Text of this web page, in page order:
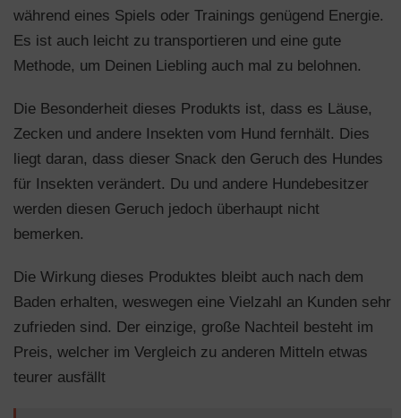
während eines Spiels oder Trainings genügend Energie.
Es ist auch leicht zu transportieren und eine gute
Methode, um Deinen Liebling auch mal zu belohnen.
Die Besonderheit dieses Produkts ist, dass es Läuse,
Zecken und andere Insekten vom Hund fernhält. Dies
liegt daran, dass dieser Snack den Geruch des Hundes
für Insekten verändert. Du und andere Hundebesitzer
werden diesen Geruch jedoch überhaupt nicht
bemerken.
Die Wirkung dieses Produktes bleibt auch nach dem
Baden erhalten, weswegen eine Vielzahl an Kunden sehr
zufrieden sind. Der einzige, große Nachteil besteht im
Preis, welcher im Vergleich zu anderen Mitteln etwas
teurer ausfällt